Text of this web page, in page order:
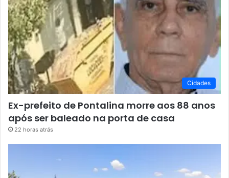
Cidades
Ex-prefeito de Pontalina morre aos 88 anos
após ser baleado na porta de casa
22 horas atrás